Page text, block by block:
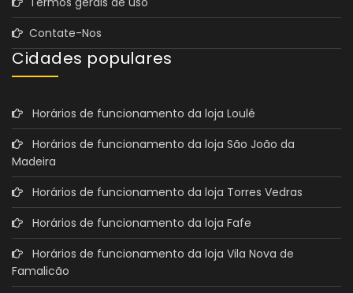
Contate-Nos
Cidades populares
Horários de funcionamento da loja Loulé
Horários de funcionamento da loja São João da
Madeira
Horários de funcionamento da loja Torres Vedras
Horários de funcionamento da loja Fafe
Horários de funcionamento da loja Vila Nova de
Famalicão